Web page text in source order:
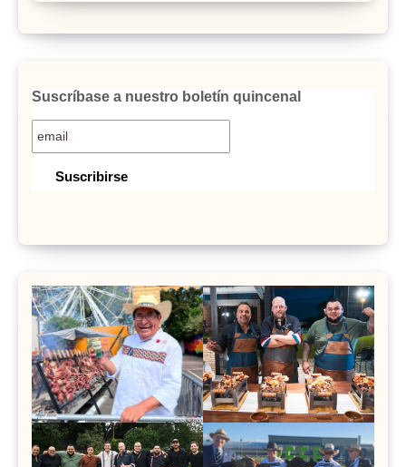
Suscríbase a nuestro boletín quincenal